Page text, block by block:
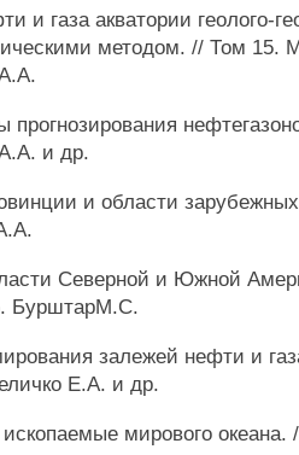
и газа акватории геолого-
методом. // Том 15.
прогнозирования
и др.
и области
Северной и Южной
БурштарМ.С.
залежей нефти и
Е.А. и др.
мирового